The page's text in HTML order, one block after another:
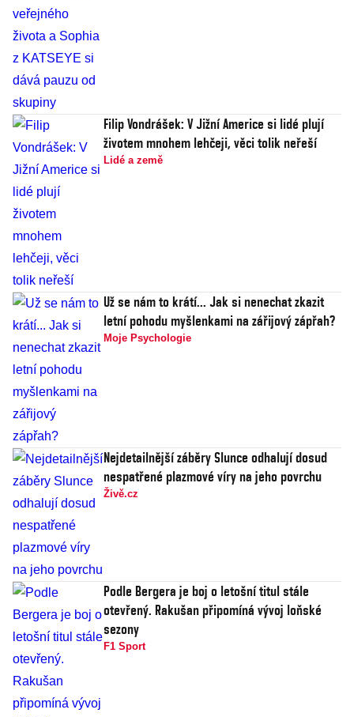
Filip Vondrášek: V Jižní Americe si lidé plují
životem mnohem lehčeji, věci tolik neřeší
Lidé a země
Už se nám to krátí... Jak si nenechat zkazit
letní pohodu myšlenkami na zářijový zápřah?
Moje Psychologie
Nejdetailnější záběry Slunce odhalují dosud
nespatřené plazmové víry na jeho povrchu
Živě.cz
Podle Bergera je boj o letošní titul stále
otevřený. Rakušan připomíná vývoj loňské
sezony
F1 Sport